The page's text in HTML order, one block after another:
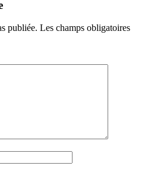
publiée. Les champs obligatoires